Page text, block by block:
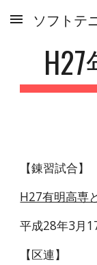
Skip to main
ソフトテ
【錬習試合】
H27有明高専
平成28年3月
【区連】